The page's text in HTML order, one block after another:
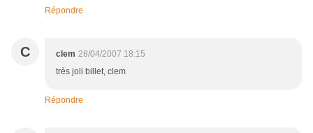
Répondre
C clem 28/04/2007 18:15
très joli billet, clem
Répondre